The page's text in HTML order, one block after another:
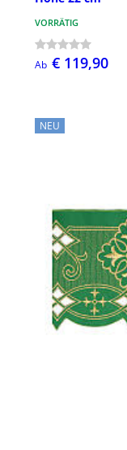
VORRÄTIG
Ab € 119,90
NEU